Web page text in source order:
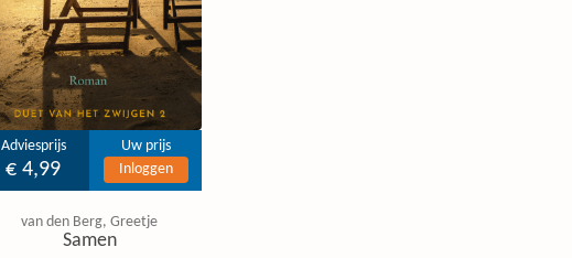
Adviesprijs
€ 4,99
Uw prijs
Inloggen
van den Berg, Greetje
Samen